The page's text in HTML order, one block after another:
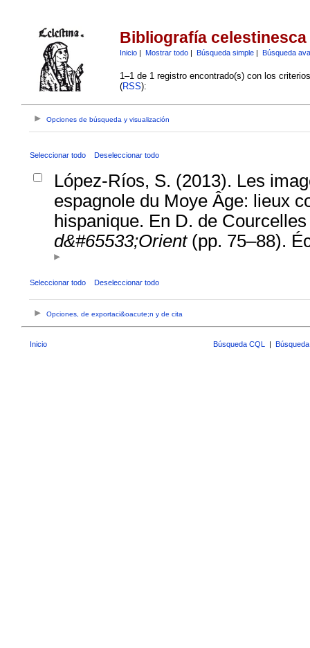
Bibliografía celestinesca
Inicio| Mostrar todo| Búsqueda simple| Búsqueda
1–1 de 1 registro encontrado(s) con los
(RSS):
Opciones de búsqueda y visualización
Seleccionar todo Deseleccionar todo
López-Ríos, S. (2013). Les
espagnole du Moye Âge: lieux
hispanique. En D. de
d&#65533;Orient(pp. 75–88).
Seleccionar todo Deseleccionar todo
Opciones, de exportaci&oacute;n y de cita
Inicio Búsqueda CQL |